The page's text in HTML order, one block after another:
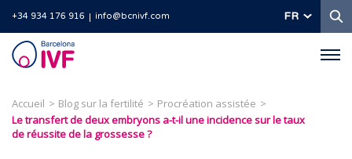
+34 934 176 916 info@bcnivf.com FR
Barcelona
IVF
Accueil Blog sur la fertilité
Procréation assistée
Le transfert de deux embryons a-t-il une incidence sur le taux
de réussite de la grossesse ?